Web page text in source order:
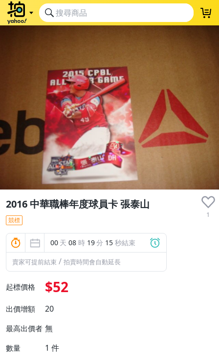
2016 中華職棒年度球員卡 張泰山
1
競標
00 天 08 時 19分 14 秒結束
賣家可提前結束 / 拍賣時間會自動延長
起標價格 $52
出價增額 20
最高出價者 無
數量 1 件